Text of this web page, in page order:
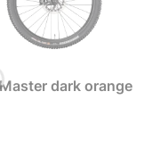
dark orange